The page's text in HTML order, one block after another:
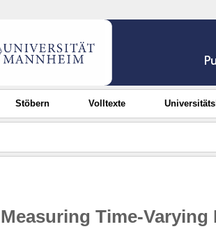
Stöbern Volltexte
Measuring Time-